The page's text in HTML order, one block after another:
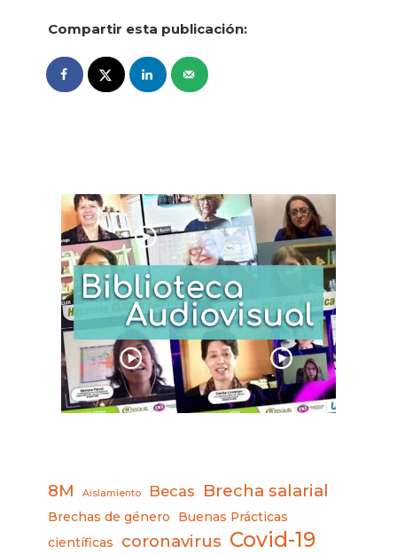
Compartir esta publicación:
8M Aislamiento Becas Brecha salarial
Brechas de género
Buenas Prácticas
científicas
coronavirus Covid-19